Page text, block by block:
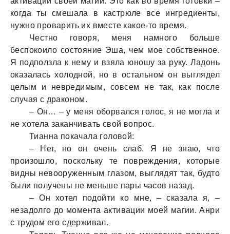
когда ты смешала в кастрюле все ингредиенты,
нужно проварить их вместе какое-то время.
Честно говоря, меня намного больше
беспокоило состояние Эша, чем мое собственное.
Я подползла к нему и взяла юношу за руку. Ладонь
оказалась холодной, но в остальном он выглядел
целым и невредимым, совсем не так, как после
случая с драконом.
– Он… – у меня оборвался голос, я не могла и
не хотела заканчивать свой вопрос.
Тианна покачала головой:
– Нет, но он очень слаб. Я не знаю, что
произошло, поскольку те повреждения, которые
видны невооруженным глазом, выглядят так, будто
были получены не меньше пары часов назад.
– Он хотел подойти ко мне, – сказала я, –
незадолго до момента активации моей магии. Анри
с трудом его сдерживал.